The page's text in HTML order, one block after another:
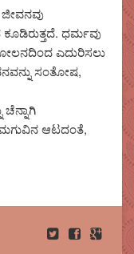
ಧರ್ಮವು
ಎದುರಿಸಲು
ಸಂತೋಷ,
ಮಗುವಿನ ಆಟದಂತೆ,